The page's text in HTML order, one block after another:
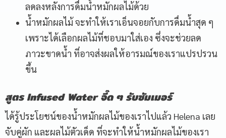
ลดลงหลังการดื่มน้ำหมักผลไม้ด้วย
น้ำหมักผลไม้ จะทำให้เราเอ็นจอยกับการดื่มน้ำสุด ๆ
เพราะได้เลือกผลไม้ที่ชอบมาใส่เอง ซึ่งจะช่วยลด
ภาวะขาดน้ำ ที่อาจส่งผลให้อารมณ์ของเราแปรปรวน
ขึ้น
สูตรInfused Waterจี๊ด ๆ รับซัมเมอร์
ได้รู้ประโยชน์ของน้ำหมักผลไม้ของเราไปแล้ว Helena เลย
จับคู่ผัก และผลไม้ตัวเด็ด ที่จะทำให้น้ำหมักผลไม้ของเรา